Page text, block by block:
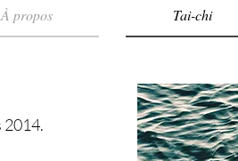
À propos Tai-chi
2014.